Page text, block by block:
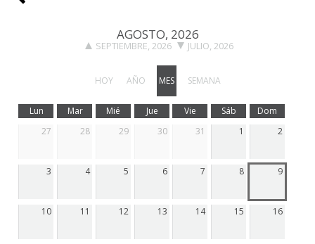
AGOSTO, 2026
SEPTIEMBRE, 2026 JULIO, 2026
HOY AÑO MES SEMANA
Lun Mar Mié Jue Vie Sáb
Dom
27
28 29 30 31 1 2
3 4 5 6 7 8 9
10 11 12 13 14 15 16